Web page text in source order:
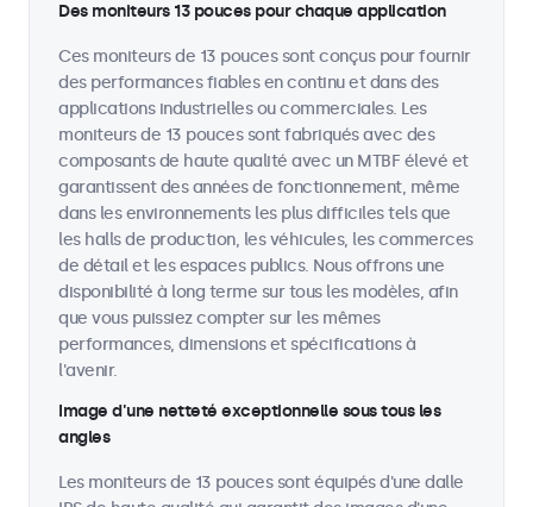
Des moniteurs 13 pouces pour chaque application
Ces moniteurs de 13 pouces sont conçus pour fournir
des performances fiables en continu et dans des
applications industrielles ou commerciales. Les
moniteurs de 13 pouces sont fabriqués avec des
composants de haute qualité avec un MTBF élevé et
garantissent des années de fonctionnement, même
dans les environnements les plus difficiles tels que
les halls de production, les véhicules, les commerces
de détail et les espaces publics. Nous offrons une
disponibilité à long terme sur tous les modèles, afin
que vous puissiez compter sur les mêmes
performances, dimensions et spécifications à
l'avenir.
Image d'une netteté exceptionnelle sous tous les
angles
Les moniteurs de 13 pouces sont équipés d'une dalle